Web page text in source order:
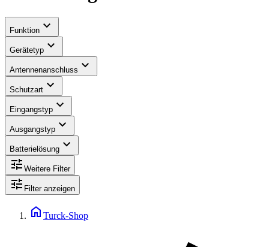
Funktion expand_more
Gerätetyp expand_more
Antennenanschluss expand_more
Schutzart expand_more
Eingangstyp expand_more
Ausgangstyp expand_more
Batterielösung expand_more
tune Weitere Filter
tune Filter anzeigen
home Turck-Shop